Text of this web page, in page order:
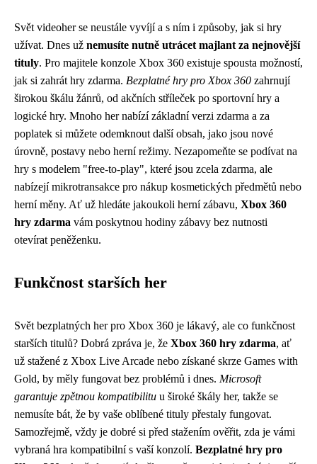
Svět videoher se neustále vyvíjí a s ním i způsoby, jak si hry
užívat. Dnes už nemusíte nutně utrácet majlant za nejnovější
tituly. Pro majitele konzole Xbox 360 existuje spousta možností,
jak si zahrát hry zdarma. Bezplatné hry pro Xbox 360 zahrnují
širokou škálu žánrů, od akčních stříleček po sportovní hry a
logické hry. Mnoho her nabízí základní verzi zdarma a za
poplatek si můžete odemknout další obsah, jako jsou nové
úrovně, postavy nebo herní režimy. Nezapomeňte se podívat na
hry s modelem "free-to-play", které jsou zcela zdarma, ale
nabízejí mikrotransakce pro nákup kosmetických předmětů nebo
herní měny. Ať už hledáte jakoukoli herní zábavu, Xbox 360
hry zdarma vám poskytnou hodiny zábavy bez nutnosti
otevírat peněženku.
Funkčnost starších her
Svět bezplatných her pro Xbox 360 je lákavý, ale co funkčnost
starších titulů? Dobrá zpráva je, že Xbox 360 hry zdarma, ať
už stažené z Xbox Live Arcade nebo získané skrze Games with
Gold, by měly fungovat bez problémů i dnes. Microsoft
garantuje zpětnou kompatibilitu u široké škály her, takže se
nemusíte bát, že by vaše oblíbené tituly přestaly fungovat.
Samozřejmě, vždy je dobré si před stažením ověřit, zda je vámi
vybraná hra kompatibilní s vaší konzolí. Bezplatné hry pro